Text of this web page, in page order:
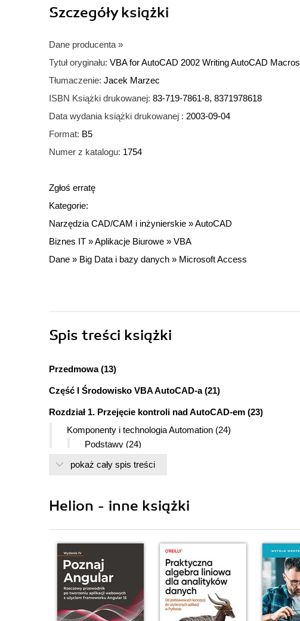
Szczegółyksiążki
Dane producenta »
Tytuł oryginału: VBA for AutoCAD 2002 Writing AutoCAD Macros
Tłumaczenie: Jacek Marzec
ISBN Książki drukowanej: 83-719-7861-8, 8371978618
Data wydania książki drukowanej : 2003-09-04
Format: B5
Numer z katalogu: 1754
Zgłoś erratę
Kategorie:
Narzędzia CAD/CAM i inżynierskie »AutoCAD
Biznes IT »Aplikacje Biurowe » VBA
Dane » Big Data i bazy danych » Microsoft Access
Spis treści książki
Przedmowa (13)
Część I Środowisko VBA AutoCAD-a (21)
Rozdział 1. Przejęcie kontroli nad AutoCAD-em (23)
Komponenty i technologia Automation (24)
Podstawy (24)
Spojrzenie ogólne (27)
Szczegóły (28)
Ustawianie dostępnych odniesień (32)
Tworzenie procedury (32)
Więcej na temat komponentów (33)
Dziedziczenie w AutoCAD-zie (33)
Tablice metod, właściwości i zdarzeń (35)
Podsumowanie (37)
Rozdział 2. Środowisko VBA (39)
Tworzenie i edycja makr (39)
pokaż cały spis treści
Helion - inne książki